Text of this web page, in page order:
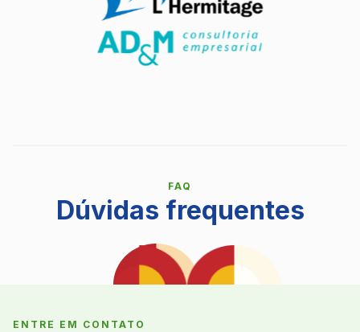
FAQ
Dúvidas frequentes
ENTRE EM CONTATO